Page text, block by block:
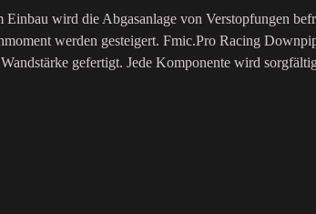
wird die Abgasanlage von Verstopfungen
werden gesteigert. Fmic.Pro Racing
gefertigt. Jede Komponente wird